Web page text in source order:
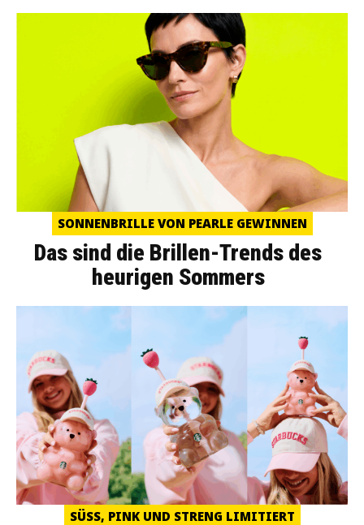
SONNENBRILLE VON PEARLE GEWINNEN
Das sind die Brillen-Trends des
heurigen Sommers
SÜSS, PINK UND STRENG LIMITIERT